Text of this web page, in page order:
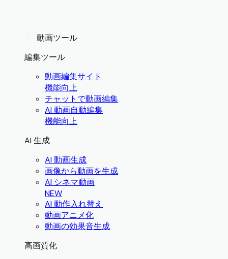
動画ツール
編集ツール
動画編集サイト
機能向上
チャットで動画編集
AI 動画自動編集
機能向上
AI 生成
AI 動画生成
画像から動画を生成
AI シネマ動画
NEW
AI 動作入れ替え
動画アニメ化
動画の効果音生成
高画質化